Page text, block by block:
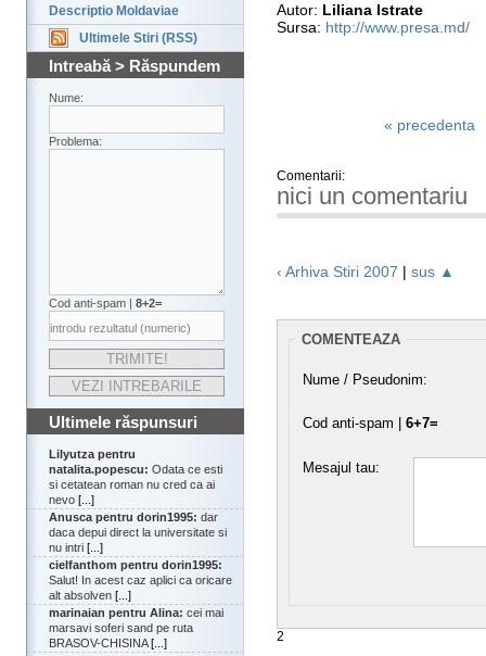
Descriptio Moldaviae
Ultimele Stiri (RSS)
Intreabă > Răspundem
Nume:
Problema:
Cod anti-spam | 8+2=
Ultimele răspunsuri
Lilyutza pentru
natalita.popescu: Odata ce esti
si cetatean roman nu cred ca ai
nevo [...]
Anusca pentru dorin1995: dar
daca depui direct la universitate si
nu intri [...]
cielfanthom pentru dorin1995:
Salut! In acest caz aplici ca oricare
alt absolven [...]
marinaian pentru Alina: cei mai
marsavi soferi sand pe ruta
BRASOV-CHISINA[...]
Autor: Liliana Istrate
Sursa: http://www.presa.md/
« precedenta
Comentarii:
nici un comentariu
‹ Arhiva Stiri 2007 | sus ▲
COMENTEAZA
Nume / Pseudonim:
Cod anti-spam | 6+7=
Mesajul tau:
2